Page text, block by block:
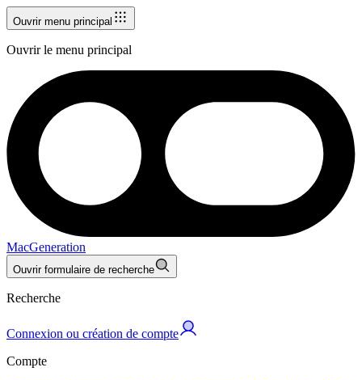
Ouvrir menu principal
Ouvrir le menu principal
MacGeneration
Ouvrir formulaire de recherche
Recherche
Connexion ou création de compte
Compte